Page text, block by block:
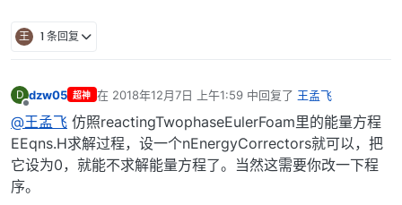
王 1 条回复
D dzw05 超神 在 2018年12月7日 上午1:59中回复了 王孟飞
最后由 编辑
@王孟飞 仿照reactingTwophaseEulerFoam里的能量方程
EEqns.H求解过程，设一个nEnergyCorrectors就可以，把
它设为0，就能不求解能量方程了。当然这需要你改一下程
序。